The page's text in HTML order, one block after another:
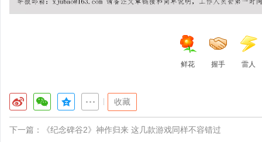
鲜花 握手 雷人
收藏
下一篇： 《纪念碑谷2》神作归来 这几款游戏同样不容错过